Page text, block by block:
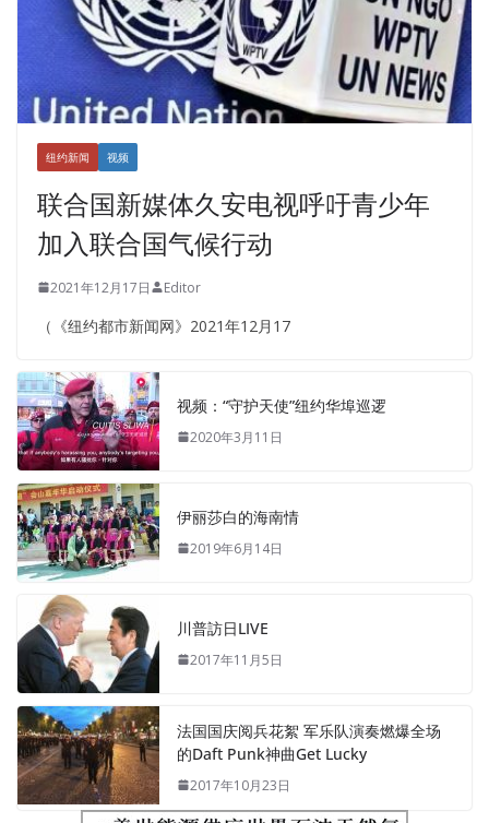
纽约新闻 视频
联合国新媒体久安电视呼吁青少年
加入联合国气候行动
2021年12月17日 Editor
（《纽约都市新闻网》2021年12月17
视频：“守护天使”纽约华埠巡逻
2020年3月11日
伊丽莎白的海南情
2019年6月14日
川普訪日LIVE
2017年11月5日
法国国庆阅兵花絮 军乐队演奏燃爆全场
的Daft Punk神曲Get Lucky
2017年10月23日